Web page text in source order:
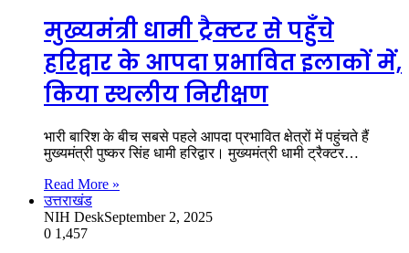
मुख्यमंत्री धामी ट्रैक्टर से पहुँचे
हरिद्वार के आपदा प्रभावित इलाकों में,
किया स्थलीय निरीक्षण
भारी बारिश के बीच सबसे पहले आपदा प्रभावित क्षेत्रों में पहुंचते हैं
मुख्यमंत्री पुष्कर सिंह धामी हरिद्वार। मुख्यमंत्री धामी ट्रैक्टर…
Read More »
उत्तराखंड
NIH DeskSeptember 2, 2025
0 1,457